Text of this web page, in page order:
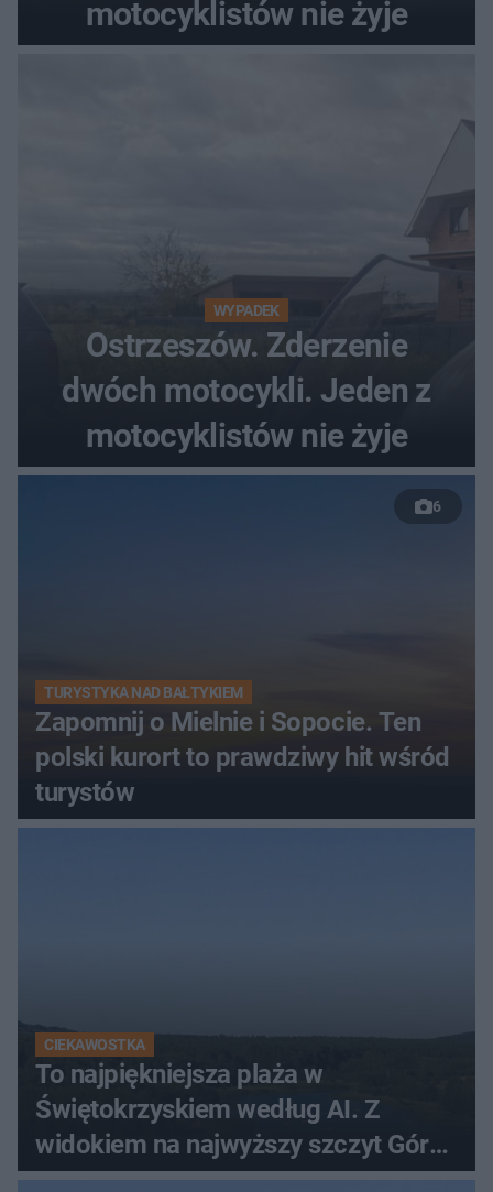
motocyklistów nie żyje
WYPADEK
Ostrzeszów. Zderzenie
dwóch motocykli. Jeden z
motocyklistów nie żyje
6
TURYSTYKA NAD BAŁTYKIEM
Zapomnij o Mielnie i Sopocie. Ten
polski kurort to prawdziwy hit wśród
turystów
CIEKAWOSTKA
To najpiękniejsza plaża w
Świętokrzyskiem według AI. Z
widokiem na najwyższy szczyt Gór
Świętokrzyskich